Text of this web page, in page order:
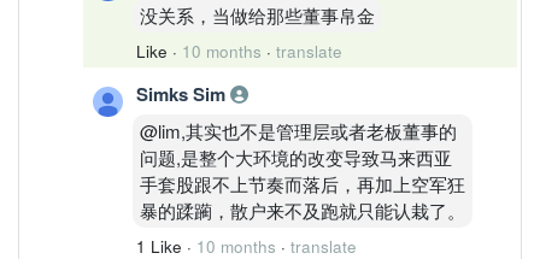
没关系，当做给那些董事帛金
Like · 10 months · translate
Simks Sim
@lim,其实也不是管理层或者老板董事的
问题,是整个大环境的改变导致马来西亚
手套股跟不上节奏而落后，再加上空军狂
暴的蹂躏，散户来不及跑就只能认栽了。
1 Like · 10 months · translate